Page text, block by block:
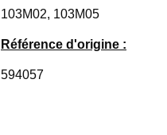
103M02, 103M05
Référence d'origine :
594057